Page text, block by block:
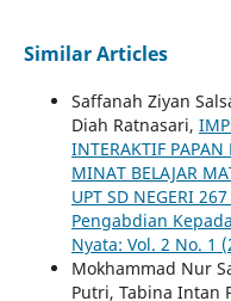
Similar Articles
Saffanah Ziyan
Diah Ratnasari,
INTERAKTIF
MINAT BELAJAR
UPT SD NEGERI
Pengabdian
Nyata: Vol. 2 No. 1
Mokhammad Nur
Putri, Tabina Intan